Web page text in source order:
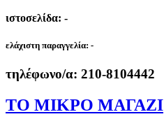
ιστοσελίδα: -
ελάχιστη παραγγελία: -
τηλέφωνο/α: 210-8104442
ΤΟ ΜΙΚΡΟ ΜΑΓΑΖΙ